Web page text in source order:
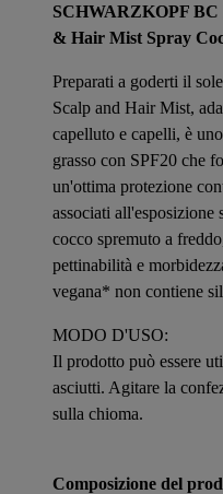
SCHWARZKOPF BC
& Hair Mist Spray
Preparati a goderti il
Scalp and Hair Mist,
capelluto e capelli, è
grasso con SPF20 che
un'ottima protezione
associati
cocco spremuto a
pettinabilità e
vegana* non contiene
MODO D'USO:
Il prodotto può essere
asciutti. Agitare la
sulla chioma.
Composizione del